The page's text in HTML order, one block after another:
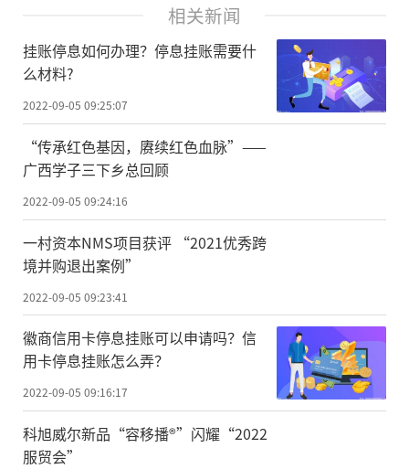
相关新闻
挂账停息如何办理？停息挂账需要什
么材料?
2022-09-05 09:25:07
“传承红色基因，赓续红色血脉”——
广西学子三下乡总回顾
2022-09-05 09:24:16
一村资本NMS项目获评 “2021优秀跨
境并购退出案例”
2022-09-05 09:23:41
徽商信用卡停息挂账可以申请吗？信
用卡停息挂账怎么弄？
2022-09-05 09:16:17
科旭威尔新品“容移播®”闪耀“2022
服贸会”